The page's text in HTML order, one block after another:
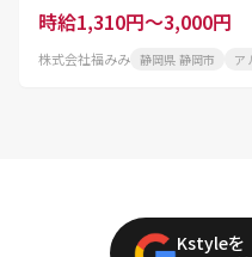
時給1,310円～3,000円
株式会社福みみ 静岡県 静岡市 ア
Kstyleを